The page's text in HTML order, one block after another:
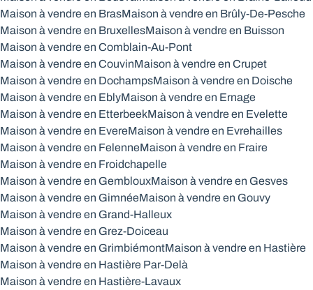
Maison à vendre en BrasMaison à vendre en Brûly-De-Pesche
Maison à vendre en BruxellesMaison à vendre en Buisson
Maison à vendre en Comblain-Au-Pont
Maison à vendre en CouvinMaison à vendre en Crupet
Maison à vendre en DochampsMaison à vendre en Doische
Maison à vendre en EblyMaison à vendre en Ernage
Maison à vendre en EtterbeekMaison à vendre en Evelette
Maison à vendre en EvereMaison à vendre en Evrehailles
Maison à vendre en FelenneMaison à vendre en Fraire
Maison à vendre en Froidchapelle
Maison à vendre en GemblouxMaison à vendre en Gesves
Maison à vendre en GimnéeMaison à vendre en Gouvy
Maison à vendre en Grand-Halleux
Maison à vendre en Grez-Doiceau
Maison à vendre en GrimbiémontMaison à vendre en Hastière
Maison à vendre en Hastière Par-Delà
Maison à vendre en Hastière-Lavaux